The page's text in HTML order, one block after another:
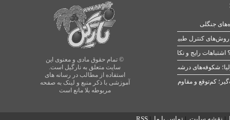
© تمام حقوق مادی و معنوی این
سایت متعلق به نارگیل است.
استفاده از مطالب در رسانه های
آموزشی با ذکر منبع و لینک به صفحه
مربوطه بلا مانع است
جنگلی
رایج و نکات طلایی
شکوفه‌های درشت در بهار